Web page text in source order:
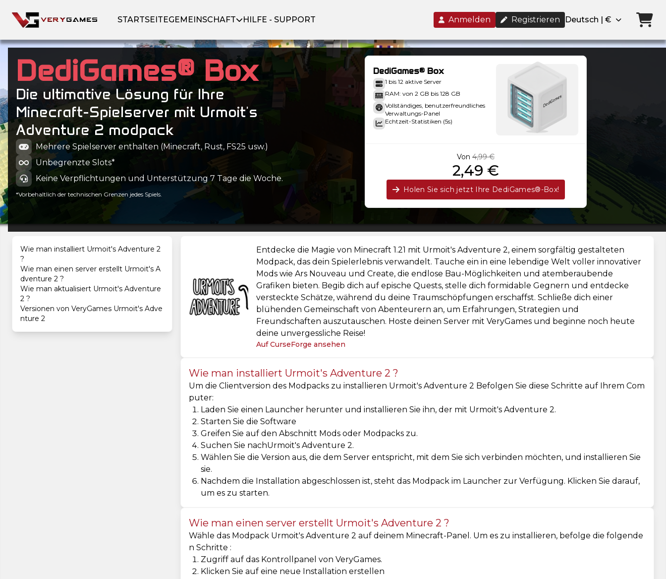
STARTSEITEGEMEINSCHAFT HILFE - SUPPORT Anmelden Registrieren Deutsch | €
DediGames® Box
Die ultimative Lösung für Ihre
Minecraft-Spielserver mit Urmoit's
Adventure 2 modpack
Mehrere Spielserver enthalten (Minecraft, Rust, FS25 usw.)
Unbegrenzte Slots*
Keine Verpflichtungen und Unterstützung 7 Tage die Woche.
*Vorbehaltlich der technischen Grenzen jedes Spiels.
DediGames® Box
1 bis 12 aktive Server
RAM: von 2 GB bis 128 GB
Vollständiges, benutzerfreundliches
Verwaltungs-Panel
Echtzeit-Statistiken (5s)
Von 4,99 €
2,49 €
Holen Sie sich jetzt Ihre DediGames®-Box!
Wie man installiert Urmoit's Adventure 2
?
Wie man einen server erstellt Urmoit's A
dventure 2 ?
Wie man aktualisiert Urmoit's Adventure
2 ?
Versionen von VeryGames Urmoit's Adve
nture 2
Entdecke die Magie von Minecraft 1.21 mit Urmoit's Adventure 2, einem sorgfältig gestalteten
Modpack, das dein Spielerlebnis verwandelt. Tauche ein in eine lebendige Welt voller innovativer
Mods wie Ars Nouveau und Create, die endlose Bau-Möglichkeiten und atemberaubende
Grafiken bieten. Begib dich auf epische Quests, stelle dich formidable Gegnern und entdecke
versteckte Schätze, während du deine Traumschöpfungen erschaffst. Schließe dich einer
blühenden Gemeinschaft von Abenteurern an, um Erfahrungen, Strategien und
Freundschaften auszutauschen. Hoste deinen Server mit VeryGames und beginne noch heute
deine unvergessliche Reise!
Auf CurseForge ansehen
Wie man installiert Urmoit's Adventure 2 ?
Um die Clientversion des Modpacks zu installieren Urmoit's Adventure 2 Befolgen Sie diese Schritte auf Ihrem Com
puter:
Laden Sie einen Launcher herunter und installieren Sie ihn, der mit Urmoit's Adventure 2.
Starten Sie die Software
Greifen Sie auf den Abschnitt Mods oder Modpacks zu.
Suchen Sie nachUrmoit's Adventure 2.
Wählen Sie die Version aus, die dem Server entspricht, mit dem Sie sich verbinden möchten, und installieren Sie
sie.
Nachdem die Installation abgeschlossen ist, steht das Modpack im Launcher zur Verfügung. Klicken Sie darauf,
um es zu starten.
Wie man einen server erstellt Urmoit's Adventure 2 ?
Wähle das Modpack Urmoit's Adventure 2 auf deinem Minecraft-Panel. Um es zu installieren, befolge die folgende
n Schritte :
Zugriff auf das Kontrollpanel von VeryGames.
Klicken Sie auf eine neue Installation erstellen